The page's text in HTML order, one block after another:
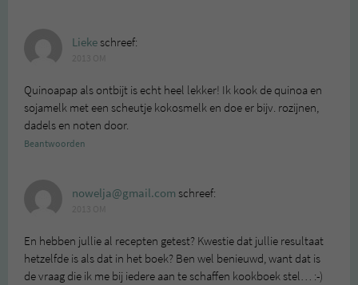
Liekeschreef:
Quinoapap als ontbijt is echt heel lekker! Ik kook de quinoa en
sojamelk met een scheutje kokosmelk en doe er bijv. rozijnen,
dadels en noten door.
Beantwoorden
nowelja@gmail.com schreef:
En hebben jullie al recepten getest? Kwestie dat jullie resultaat
hetzelfde is als dat in het boek? Ben wel benieuwd, want dat is
de vraag die ik me bij iedere aan te schaffen kookboek stel… :-)